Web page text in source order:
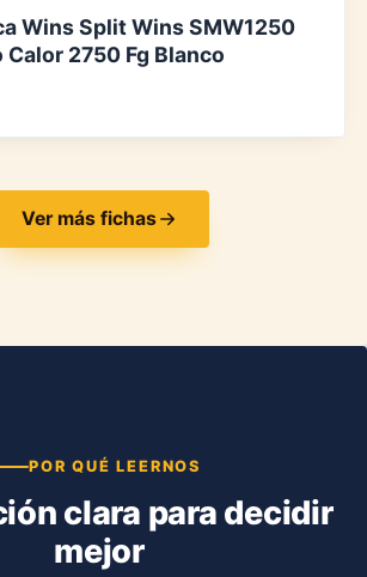
Wins Split Wins SMW1250
2750 Fg Blanco
Ver más fichas
POR QUÉ LEERNOS
clara para decidir
mejor